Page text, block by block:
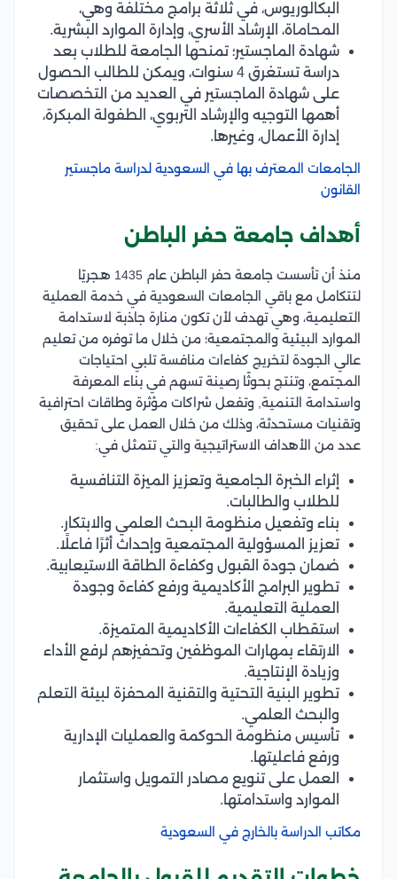
البكالوريوس، في ثلاثة برامج مختلفة وهي،
المحاماة، الإرشاد الأسري، وإدارة الموارد البشرية.
شهادة الماجستير؛ تمنحها الجامعة للطلاب بعد
دراسة تستغرق 4 سنوات، ويمكن للطالب الحصول
على شهادة الماجستير في العديد من التخصصات
أهمها التوجيه والإرشاد التربوي، الطفولة المبكرة،
إدارة الأعمال، وغيرها.
الجامعات المعترف بها في السعودية لدراسة ماجستير
القانون
أهداف جامعة حفر الباطن
منذ أن تأسست جامعة حفر الباطن عام 1435 هـجريًا
لتتكامل مع باقي الجامعات السعودية في خدمة العملية
التعليمية، وهي تهدف لأن تكون منارة جاذبة لاستدامة
الموارد البيئية والمجتمعية؛ من خلال ما توفره من تعليم
عالي الجودة لتخريج كفاءات منافسة تلبي احتياجات
المجتمع، وتنتج بحوثًا رصينة تسهم في بناء المعرفة
واستدامة التنمية, وتفعل شراكات مؤثرة وطاقات احترافية
وتقنيات مستحدثة، وذلك من خلال العمل على تحقيق
عدد من الأهداف الاستراتيجية والتي تتمثل في:
إثراء الخبرة الجامعية وتعزيز الميزة التنافسية
للطلاب والطالبات.
بناء وتفعيل منظومة البحث العلمي والابتكار.
تعزيز المسؤولية المجتمعية وإحداث أثرًا فاعلًا.
ضمان جودة القبول وكفاءة الطاقة الاستيعابية​.
تطوير البرامج الأكاديمية ورفع كفاءة وجودة
العملية التعليمية.
استقطاب الكفاءات الأكاديمية المتميزة.
الارتقاء بمهارات الموظفين وتحفيزهم لرفع الأداء
وزيادة الإنتاجية.
تطوير البنية التحتية والتقنية المحفزة لبيئة التعلم
والبحث العلمي.
تأسيس منظومة الحوكمة والعمليات الإدارية
ورفع فاعليتها​.
العمل على تنويع مصادر التمويل واستثمار
الموارد واستدامتها.
مكاتب الدراسة بالخارج في السعودية